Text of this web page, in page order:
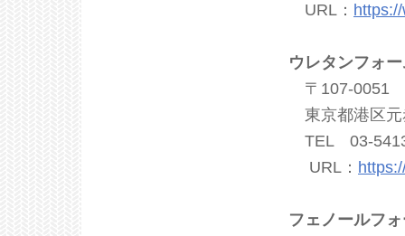
URL：
ウレタンフォ
〒107-0051
東京都港区
TEL 03-
URL：
フェノールフ